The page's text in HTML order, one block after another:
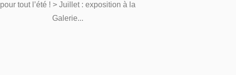
pour tout l’été ! > Juillet : exposition à la
Galerie...